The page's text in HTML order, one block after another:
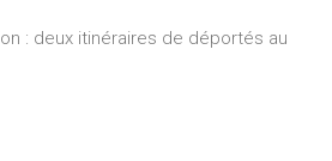
: deux itinéraires de déportés au